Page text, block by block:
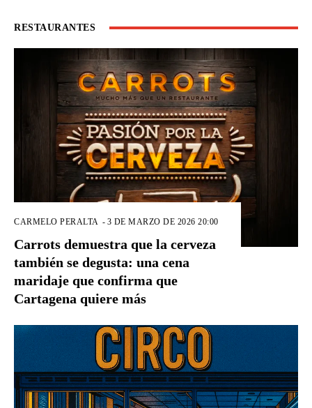
RESTAURANTES
CARMELO PERALTA - 3 DE MARZO DE 2026 20:00
Carrots demuestra que la cerveza
también se degusta: una cena
maridaje que confirma que
Cartagena quiere más